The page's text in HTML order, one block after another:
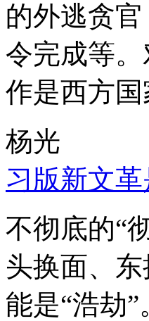
的外逃贪
令完成等
作是西方国
杨光
习版新文
不彻底的“
头换面、
能是“浩劫